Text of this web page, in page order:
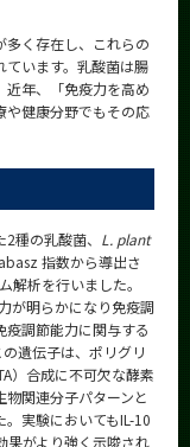
多く存在し、これらの
います。乳酸菌は腸
近年、「免疫力を高め
や健康分野でもその応
種の乳酸菌、 L. plant
指数から導出さ
析を行いました。
が明らかになり免疫調
調節能力に関与する
遺伝子は、ポリグリ
）合成に不可欠な酵素
関連分子パターンと
実験においてもIL-10
果がより強く示唆され